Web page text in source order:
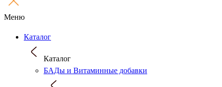
Меню
Каталог
Каталог
БАДы и Витаминные добавки